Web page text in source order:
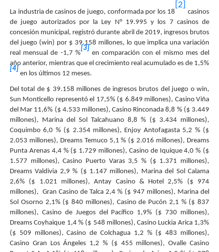
La industria de casinos de juego, conformada por los 18
[2]
casinos
de juego autorizados por la Ley N° 19.995 y los 7 casinos de
concesión municipal, registró durante abril de 2019, ingresos brutos
del juego (win) por $ 39.158 millones, lo que implica una variación
real mensual de -1,7 %
[3]
en comparación con el mismo mes del
año anterior, mientras que el crecimiento real acumulado es de 1,5%
[4]
en los últimos 12 meses.
Del total de $ 39.158 millones de ingresos brutos del juego o win,
Sun Monticello representó el 17,5% ($ 6.849 millones), Casino Viña
del Mar 11,6% ($ 4.533 millones), Casino Rinconada 8,8 % ($ 3.449
millones), Marina del Sol Talcahuano 8,8 % ($ 3.434 millones),
Coquimbo 6,0 % ($ 2.354 millones), Enjoy Antofagasta 5,2 % ($
2.053 millones), Dreams Temuco 5,1 % ($ 2.016 millones), Dreams
Punta Arenas 4,4 % ($ 1.729 millones), Casino de Iquique 4,0 % ($
1.577 millones), Casino Puerto Varas 3,5 % ($ 1.371 millones),
Dreams Valdivia 2,9 % ($ 1.147 millones), Marina del Sol Calama
2,6% ($ 1.021 millones), Antay Casino & Hotel 2,5% ($ 974
millones), Gran Casino de Talca 2,4 % ($ 947 millones), Marina del
Sol Osorno 2,1% ($ 840 millones), Casino de Pucón 2,1 % ($ 837
millones), Casino de Juegos del Pacífico 1,9% ($ 730 millones),
Dreams Coyhaique 1,4 % ($ 548 millones), Casino Luckia Arica 1,3%
($ 509 millones), Casino de Colchagua 1,2 % ($ 483 millones),
Casino Gran Los Ángeles 1,2 % ($ 455 millones), Ovalle Casino